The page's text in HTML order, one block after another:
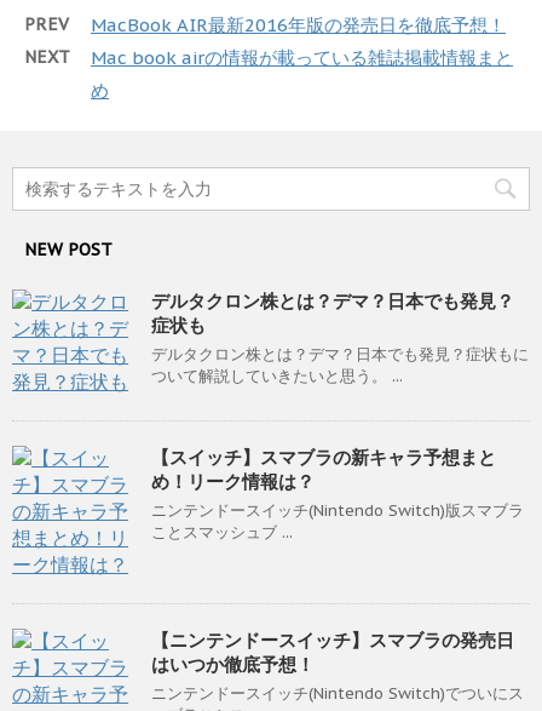
PREV MacBook AIR最新2016年版の発売日を徹底予想！
NEXT
Mac book airの情報が載っている雑誌掲載情報まと
め
NEW POST
デルタクロン株とは？デマ？日本でも発見？
症状も
デルタクロン株とは？デマ？日本でも発見？症状もに
ついて解説していきたいと思う。 ...
【スイッチ】スマブラの新キャラ予想まと
め！リーク情報は？
ニンテンドースイッチ(Nintendo Switch)版スマブラ
ことスマッシュブ ...
【ニンテンドースイッチ】スマブラの発売日
はいつか徹底予想！
ニンテンドースイッチ(Nintendo Switch)でついにス